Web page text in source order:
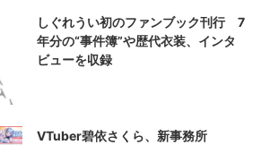
しぐれうい初のファンブック刊行 7
年分の“事件簿”や歴代衣装、インタ
ビューを収録
VTuber碧依さくら、新事務所